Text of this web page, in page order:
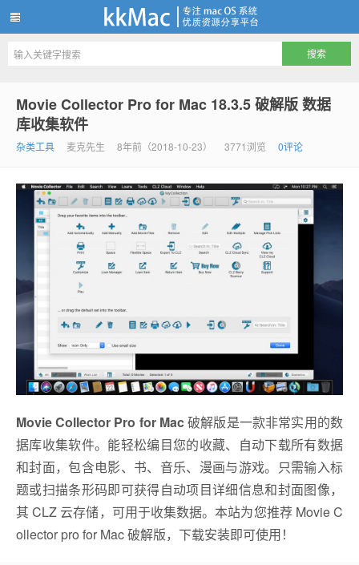
Movie Collector Pro for Mac 18.3.5 破解版 数据
库收集软件
杂类工具 麦克先生 8年前（2018-10-23） 3771浏览 0评论
Movie Collector Pro for Mac破解版是一款非常实用的数
据库收集软件。能轻松编目您的收藏、自动下载所有数据
和封面，包含电影、书、音乐、漫画与游戏。只需输入标
题或扫描条形码即可获得自动项目详细信息和封面图像，
其 CLZ 云存储，可用于收集数据。本站为您推荐 Movie C
ollector pro for Mac 破解版，下载安装即可使用！